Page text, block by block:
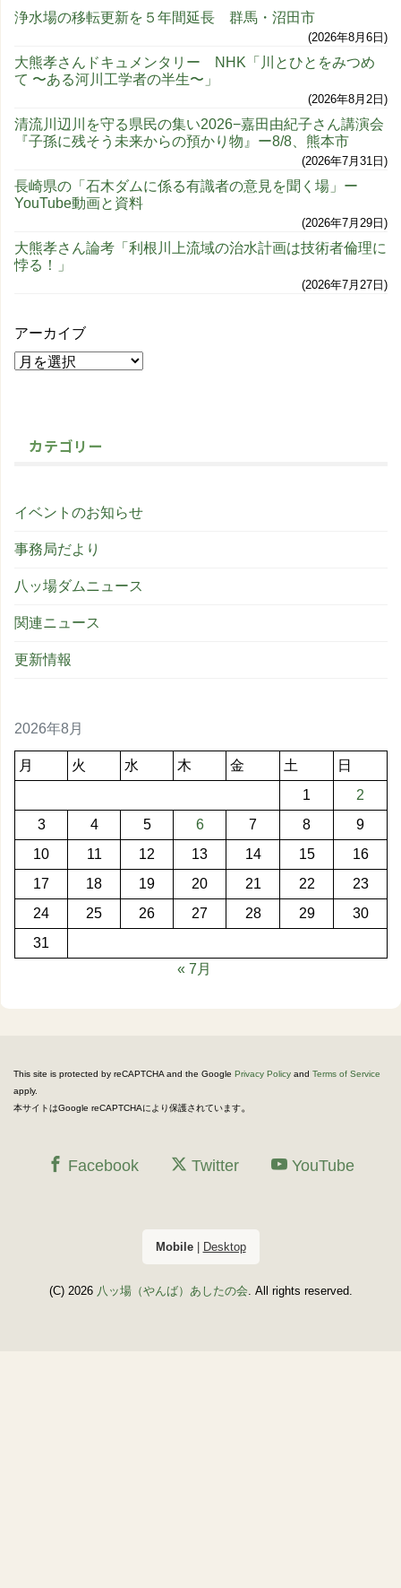
浄水場の移転更新を５年間延長 群馬・沼田市
2026年8月6日
大熊孝さんドキュメンタリー NHK「川とひとをみつめ
て 〜ある河川工学者の半生〜」
2026年8月2日
清流川辺川を守る県民の集い2026−嘉田由紀子さん講演会
『子孫に残そう未来からの預かり物』ー8/8、熊本市
2026年7月31日
長崎県の「石木ダムに係る有識者の意見を聞く場」ー
YouTube動画と資料
2026年7月29日
大熊孝さん論考「利根川上流域の治水計画は技術者倫理に
悖る！」
2026年7月27日
アーカイブ
カテゴリー
イベントのお知らせ
事務局だより
八ッ場ダムニュース
関連ニュース
更新情報
2026年8月
月 火 水 木 金 土
日
1
2
3
4 5 6 7 8
9
10
11 12 13 14 15
16
17
18 19 20 21 22
23
24
25 26 27 28 29
30
31
« 7月
This site is protected by reCAPTCHA and the Google Privacy Policy and Terms of Service
apply.
本サイトはGoogle reCAPTCHAにより保護されています。
Facebook Twitter YouTube
Mobile| Desktop
(C) 2026 八ッ場（やんば）あしたの会. All rights reserved.